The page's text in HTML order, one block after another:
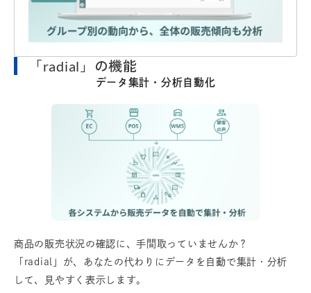
「radial」の機能
データ集計・分析自動化
商品の販売状況の確認に、手間取っていませんか？
「radial」が、あなたの代わりにデータを自動で集計・分析
して、見やすく表示します。